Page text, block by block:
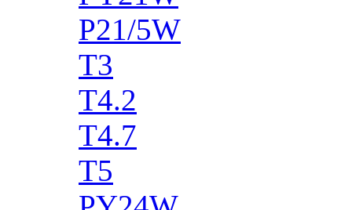
P21/5W
T3
T4.2
T4.7
T5